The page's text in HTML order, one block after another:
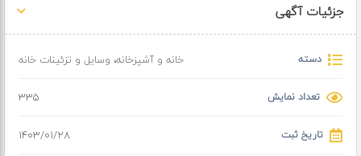
تماس
جزئیات آگهی
دسته خانه و آشپزخانه، وسایل و تزئینات خانه
تعداد نمایش 335
تاریخ ثبت ۱۴۰۳/۰۱/۲۸